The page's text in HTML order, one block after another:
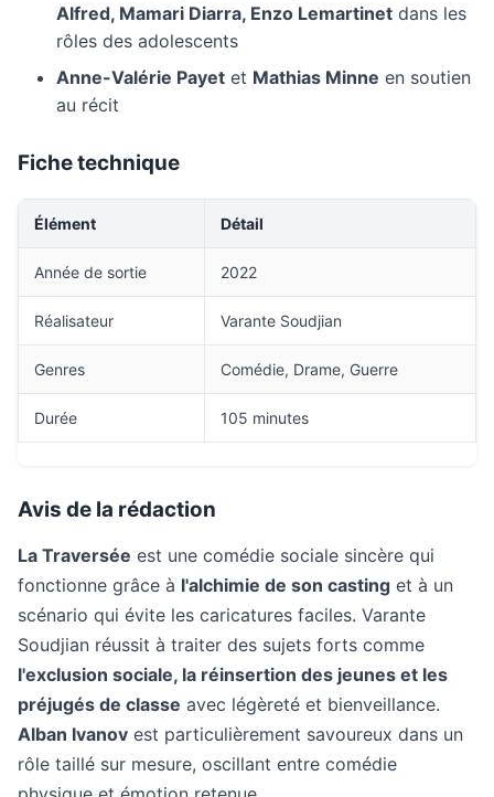
Alfred, Mamari Diarra, Enzo Lemartinet dans les
rôles des adolescents
Anne-Valérie Payet et Mathias Minne en soutien
au récit
Fiche technique
Élément Détail
Année de sortie 2022
Réalisateur Varante Soudjian
Genres Comédie, Drame, Guerre
Durée 105 minutes
Avis de la rédaction
La Traversée est une comédie sociale sincère qui
fonctionne grâce à l'alchimie de son casting et à un
scénario qui évite les caricatures faciles. Varante
Soudjian réussit à traiter des sujets forts comme
l'exclusion sociale, la réinsertion des jeunes et les
préjugés de classe avec légèreté et bienveillance.
Alban Ivanov est particulièrement savoureux dans un
rôle taillé sur mesure, oscillant entre comédie